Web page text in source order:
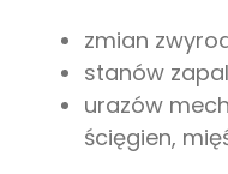
zmian
stanów
urazów
ścięgien,